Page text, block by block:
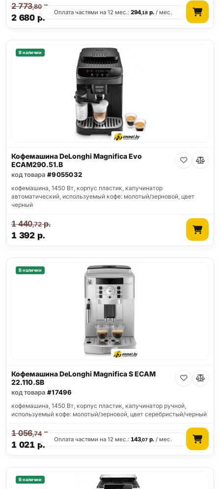
2 680 р.
2 773,80р.
Оплата частями на 12 мес.:294,18 р. / мес.
В наличии
Кофемашина DeLonghi Magnifica Evo
ECAM290.51.B
код товара #9055032
кофемашина, 1450 Вт, корпус пластик, капучинатор
автоматический, используемый кофе: молотый/зерновой, цвет
черный
1 392 р.
1 440,72р.
В наличии
Кофемашина DeLonghi Magnifica S ECAM
22.110.SB
код товара #17496
кофемашина, 1450 Вт, корпус пластик, капучинатор ручной,
используемый кофе: молотый/зерновой, цвет серебристый/черный
1 021 р.
1 056,74р.
Оплата частями на 12 мес.:143,07 р. / мес.
В наличии